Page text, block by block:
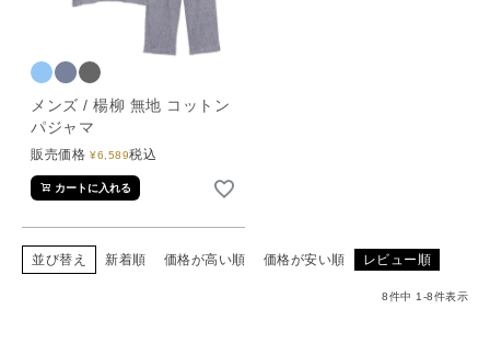
メンズ / 楊柳 無地 コットン
パジャマ
販売価格 ¥6,589税込
カートに入れる
並び替え 新着順 価格が高い順 価格が安い順 レビュー順
8件中 1-8件表示